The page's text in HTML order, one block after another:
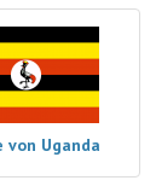
von Uganda